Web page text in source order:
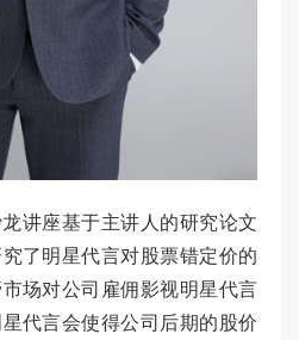
讲座基于主讲人的研究论文
了明星代言对股票错定价的
场对公司雇佣影视明星代言
代言会使得公司后期的股价